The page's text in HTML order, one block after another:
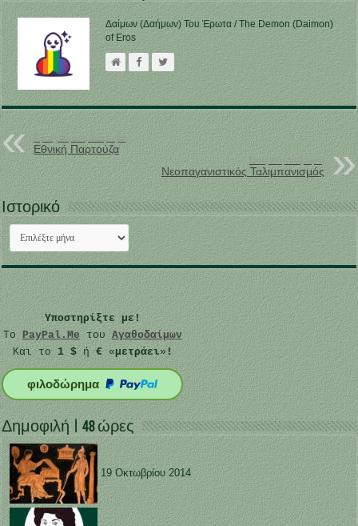
Δαίμων (Δαήμων) Του Έρωτα / The Demon (Daimon)
of Eros
Προηγούμενη Ανάρτηση
Εθνική Παρτούζα
Επόμενη Ανάρτηση
Νεοπαγανιστικός Ταλιμπανισμός
Ιστορικό
Ιστορικό
Υποστηρίξτε με!
Το PayPal.Meτου Αγαθοδαίμων
Και το 1 $ ή€«μετράει»!
φιλοδώρημα
Δημοφιλή | 48 ώρες
19 Οκτωβρίου 2014